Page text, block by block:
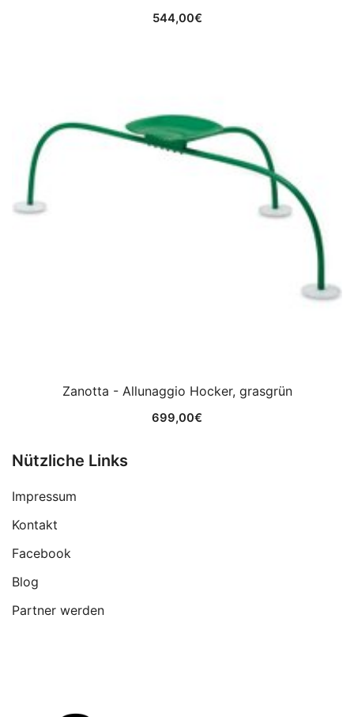
544,00€
Zanotta - Allunaggio Hocker, grasgrün
699,00€
Nützliche Links
Impressum
Kontakt
Facebook
Blog
Partner werden